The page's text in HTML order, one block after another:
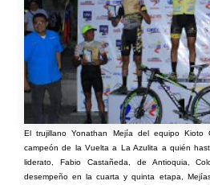
El trujillano Yonathan Mejía del equipo Kioto
campeón de la Vuelta a La Azulita a quién
liderato, Fabio Castañeda, de Antioquia,
desempeño en la cuarta y quinta etapa,